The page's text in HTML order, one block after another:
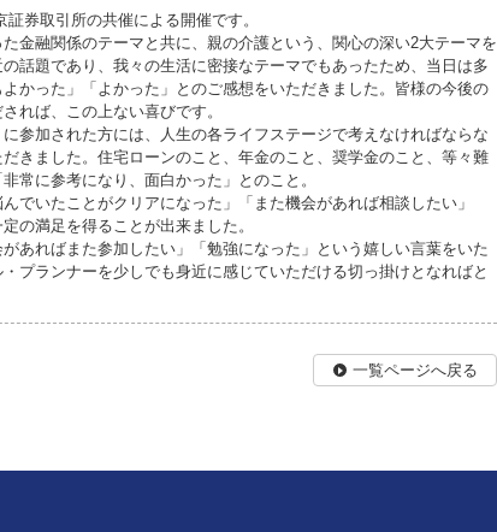
券取引所の共催による開催です。
金融関係のテーマと共に、親の介護という、関心の深い2大テーマを
話題であり、我々の生活に密接なテーマでもあったため、当日は多
かった」「よかった」とのご感想をいただきました。皆様の今後の
れば、この上ない喜びです。
参加された方には、人生の各ライフステージで考えなければならな
きました。住宅ローンのこと、年金のこと、奨学金のこと、等々難
常に参考になり、面白かった」とのこと。
でいたことがクリアになった」「また機会があれば相談したい」
の満足を得ることが出来ました。
あればまた参加したい」「勉強になった」という嬉しい言葉をいた
プランナーを少しでも身近に感じていただける切っ掛けとなればと
一覧ページへ戻る